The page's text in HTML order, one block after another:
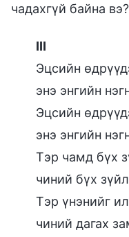
чадахгүй байна вэ?
III
Эцсийн
энэ энгийн
Эцсийн
энэ энгийн
Тэр чамд бүх
чиний бүх
Тэр үнэнийг
чиний дагах